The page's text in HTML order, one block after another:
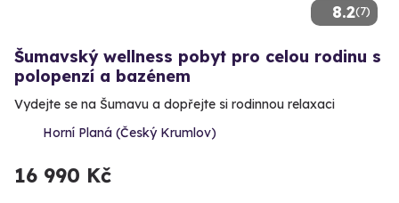
8.2(7)
Šumavský wellness pobyt pro celou rodinu s
polopenzí a bazénem
Vydejte se na Šumavu a dopřejte si rodinnou relaxaci
Horní Planá (Český Krumlov)
16 990 Kč